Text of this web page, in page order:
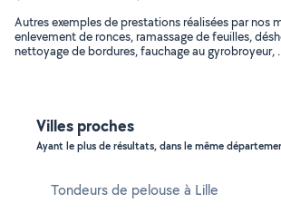
Autres exemples de prestations réalisées par nos
enlevement de ronces, ramassage de feuilles,
nettoyage de bordures, fauchage au gyrobroyeur,
Villes proches
Ayant le plus de résultats, dans le même
Tondeurs de pelouse à Lille